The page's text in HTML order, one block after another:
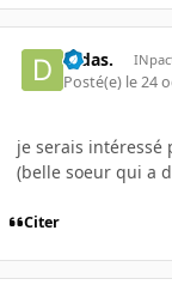
Didas.
Posté(e) le 24
je serais intéressé
(belle soeur qui a
Citer